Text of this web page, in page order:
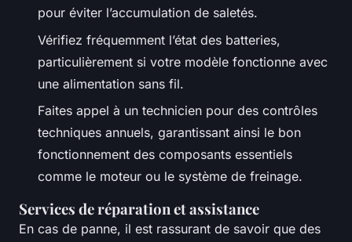
pour éviter l’accumulation de saletés.
Vérifiez fréquemment l’état des batteries,
particulièrement si votre modèle fonctionne avec
une alimentation sans fil.
Faites appel à un technicien pour des contrôles
techniques annuels, garantissant ainsi le bon
fonctionnement des composants essentiels
comme le moteur ou le système de freinage.
Services de réparation et assistance
En cas de panne, il est rassurant de savoir que des